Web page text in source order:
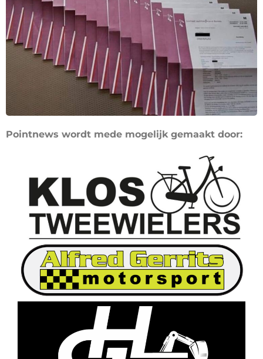
Pointnews wordt mede mogelijk gemaakt door: